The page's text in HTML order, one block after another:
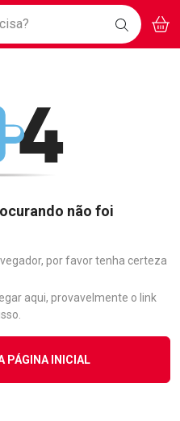
Ofertas Exclusivas!
BAIXE
O APP
BUSCAR
não foi
por favor tenha certeza
aqui, provavelmente o link
PÁGINA INICIAL